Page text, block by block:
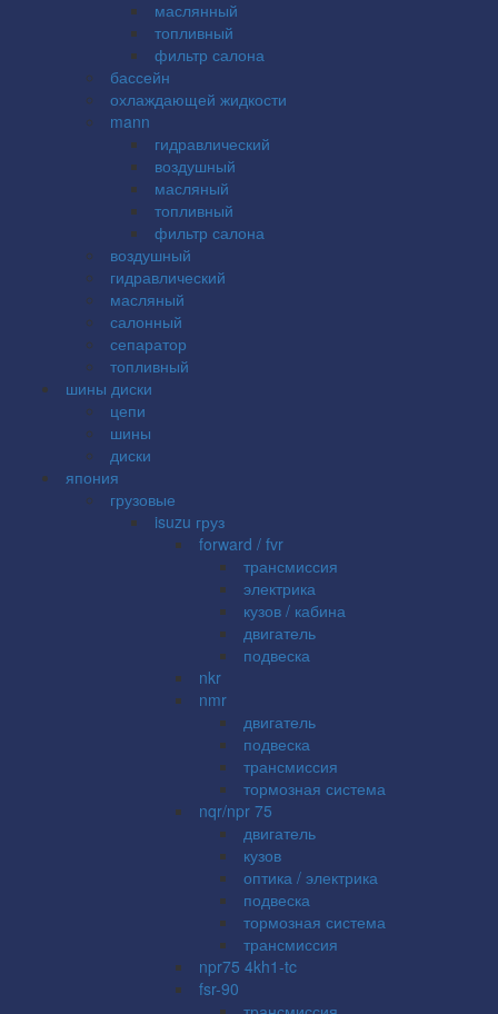
маслянный
топливный
фильтр салона
бассейн
охлаждающей жидкости
mann
гидравлический
воздушный
масляный
топливный
фильтр салона
воздушный
гидравлический
масляный
салонный
сепаратор
топливный
шины диски
цепи
шины
диски
япония
грузовые
isuzu груз
forward / fvr
трансмиссия
электрика
кузов / кабина
двигатель
подвеска
nkr
nmr
двигатель
подвеска
трансмиссия
тормозная система
nqr/npr 75
двигатель
кузов
оптика / электрика
подвеска
тормозная система
трансмиссия
npr75 4kh1-tc
fsr-90